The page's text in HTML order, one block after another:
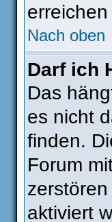
Nach oben
Darf ich
Das
es nicht
finden.
Forum
aktiviert